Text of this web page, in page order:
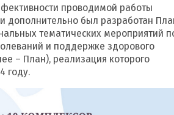
проводимой работы
дополнительно был разработан
тематических мероприятий
и поддержке здорового
– План), реализация которого
году.